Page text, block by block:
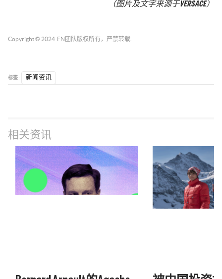
（图片及文字来源于VERSACE）
Copyright © 2024 FN团队 版权所有，严禁转载.
标签 : 新闻资讯
相关资讯